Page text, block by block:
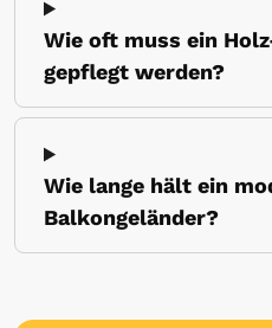
Wie oft muss ein
gepflegt werden?
Wie lange hält ein
Balkongeländer?